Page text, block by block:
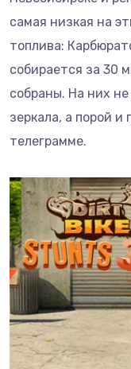
самая низкая на
топлива:
собирается за 30
собраны. На них
зеркала, а порой
телеграмме.